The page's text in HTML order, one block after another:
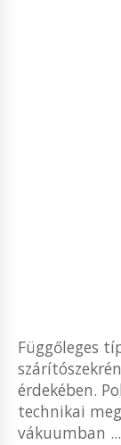
Függőleges
érdekében.
technikai
vákuumban ...